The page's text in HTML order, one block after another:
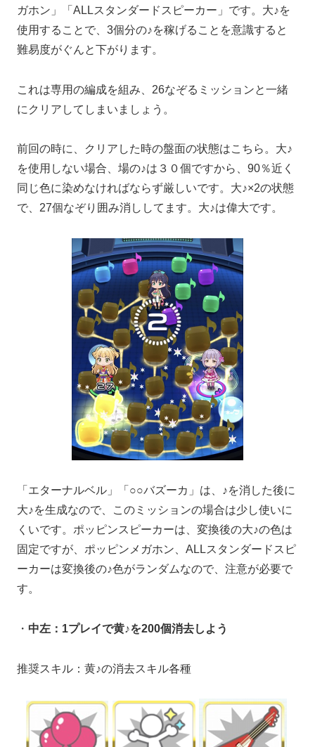
ガホン」「ALLスタンダードスピーカー」です。大♪を
使用することで、3個分の♪を稼げることを意識すると
難易度がぐんと下がります。
これは専用の編成を組み、26なぞるミッションと一緒
にクリアしてしまいましょう。
前回の時に、クリアした時の盤面の状態はこちら。大♪
を使用しない場合、場の♪は３０個ですから、90％近く
同じ色に染めなければならず厳しいです。大♪×2の状態
で、27個なぞり囲み消ししてます。大♪は偉大です。
「エターナルベル」「○○バズーカ」は、♪を消した後に
大♪を生成なので、このミッションの場合は少し使いに
くいです。ポッピンスピーカーは、変換後の大♪の色は
固定ですが、ポッピンメガホン、ALLスタンダードスピ
ーカーは変換後の♪色がランダムなので、注意が必要で
す。
・ 中左：1プレイで黄♪を200個消去しよう
推奨スキル：黄♪の消去スキル各種